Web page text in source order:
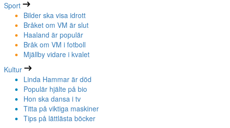
Sport
Bilder ska visa idrott
Bråket om VM är slut
Haaland är populär
Bråk om VM i fotboll
Mjällby vidare i kvalet
Kultur
Linda Hammar är död
Populär hjälte på bio
Hon ska dansa i tv
Titta på viktiga maskiner
Tips på lättlästa böcker